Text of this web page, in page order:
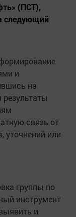
(ПСТ),
следующий
и
на
связь от
уточнений или
группы по
инструмент
и